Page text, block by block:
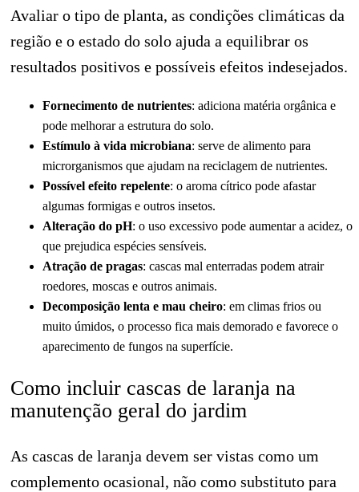
Avaliar o tipo de planta, as condições climáticas da
região e o estado do solo ajuda a equilibrar os
resultados positivos e possíveis efeitos indesejados.
Fornecimento de nutrientes: adiciona matéria orgânica e
pode melhorar a estrutura do solo.
Estímulo à vida microbiana: serve de alimento para
microrganismos que ajudam na reciclagem de nutrientes.
Possível efeito repelente: o aroma cítrico pode afastar
algumas formigas e outros insetos.
Alteração do pH: o uso excessivo pode aumentar a acidez, o
que prejudica espécies sensíveis.
Atração de pragas: cascas mal enterradas podem atrair
roedores, moscas e outros animais.
Decomposição lenta e mau cheiro: em climas frios ou
muito úmidos, o processo fica mais demorado e favorece o
aparecimento de fungos na superfície.
Como incluir cascas de laranja na
manutenção geral do jardim
As cascas de laranja devem ser vistas como um
complemento ocasional, não como substituto para